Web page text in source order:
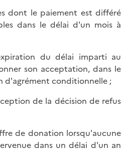
dont le paiement est différé
dans le délai d'un mois à
du délai imparti au
son acceptation, dans le
d'agrément conditionnelle ;
de la décision de refus
de donation lorsqu'aucune
dans un délai d'un an